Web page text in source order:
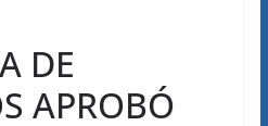
DE
APROBÓ